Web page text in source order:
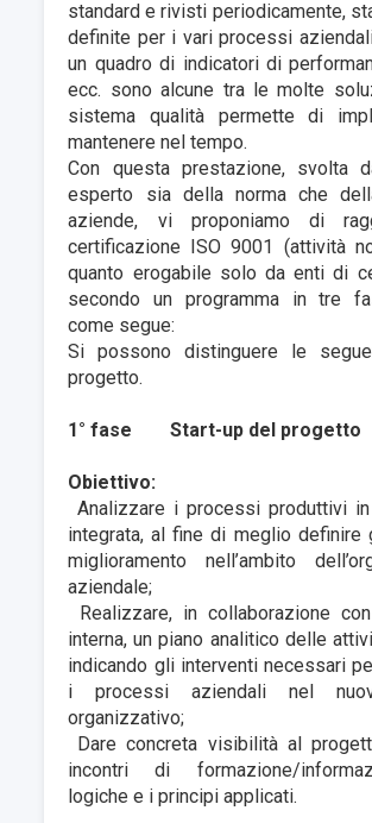
standard e rivisti periodicamente,
definite per i vari processi
un quadro di indicatori di
ecc. sono alcune tra le molte
sistema qualità permette di
mantenere nel tempo.
Con questa prestazione, svolta
esperto sia della norma che
aziende, vi proponiamo di
certificazione ISO 9001 (attività
quanto erogabile solo da enti di
secondo un programma in tre
come segue:
Si possono distinguere le
progetto.
1° fase Start-up del progetto
Obiettivo:
Analizzare i processi produttivi
integrata, al fine di meglio definire
miglioramento nell’ambito
aziendale;
Realizzare, in collaborazione
interna, un piano analitico delle
indicando gli interventi necessari
i processi aziendali nel
organizzativo;
Dare concreta visibilità al
incontri di formazione/
logiche e i principi applicati.